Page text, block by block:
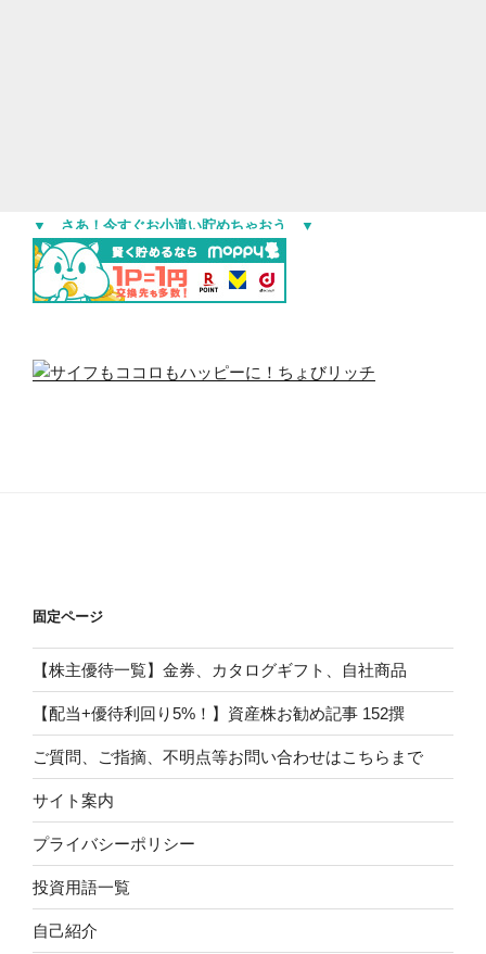
▼ さあ！今すぐお小遣い貯めちゃおう ▼
固定ページ
【株主優待一覧】金券、カタログギフト、自社商品
【配当+優待利回り5%！】資産株お勧め記事 152撰
ご質問、ご指摘、不明点等お問い合わせはこちらまで
サイト案内
プライバシーポリシー
投資用語一覧
自己紹介